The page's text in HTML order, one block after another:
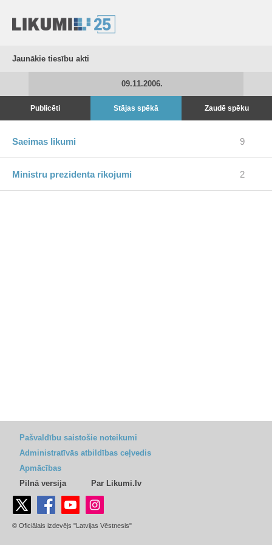
Jaunākie tiesību akti
09.11.2006.
Publicēti Stājas spēkā Zaudē spēku
Saeimas likumi 9
Ministru prezidenta rīkojumi 2
Pašvaldību saistošie noteikumi
Administratīvās atbildības ceļvedis
Apmācības
Pilnā versija
Par Likumi.lv
© Oficiālais izdevējs "Latvijas Vēstnesis"